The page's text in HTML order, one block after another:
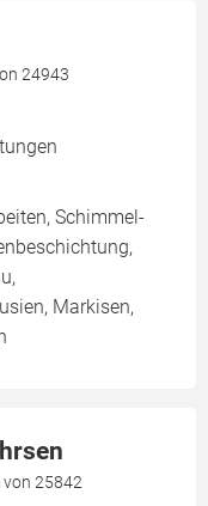
24943
Schimmel-
Markisen,
25842